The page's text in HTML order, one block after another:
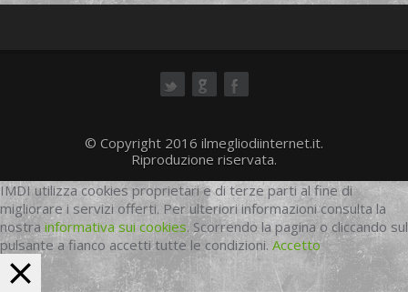
© Copyright 2016 ilmegliodiinternet.it.
Riproduzione riservata.
IMDI utilizza cookies proprietari e di terze parti al fine di
migliorare i servizi offerti. Per ulteriori informazioni consulta la
nostra informativa sui cookies. Scorrendo la pagina o cliccando sul
pulsante a fianco accetti tutte le condizioni. Accetto